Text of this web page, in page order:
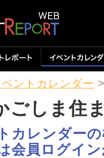
ベントカレンダー
ごしま住
カレンダー
会員ログイン